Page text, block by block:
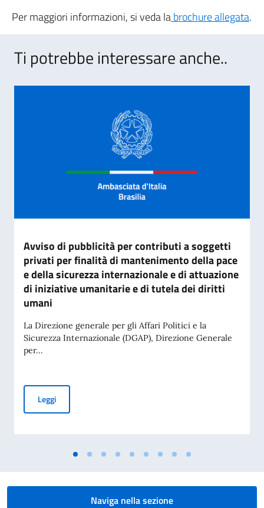
Per maggiori informazioni, si veda labrochure allegata.
Ti potrebbe interessare anche..
Avviso di pubblicità per contributi a soggetti
privati per finalità di mantenimento della pace
e della sicurezza internazionale e di attuazione
di iniziative umanitarie e di tutela dei diritti
umani
La Direzione generale per gli Affari Politici e la
Sicurezza Internazionale (DGAP), Direzione Generale
per...
LeggiAvviso di pubblicità per contributi a soggetti privati per
Naviga nella sezione